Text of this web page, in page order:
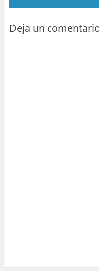
Deja un comentario